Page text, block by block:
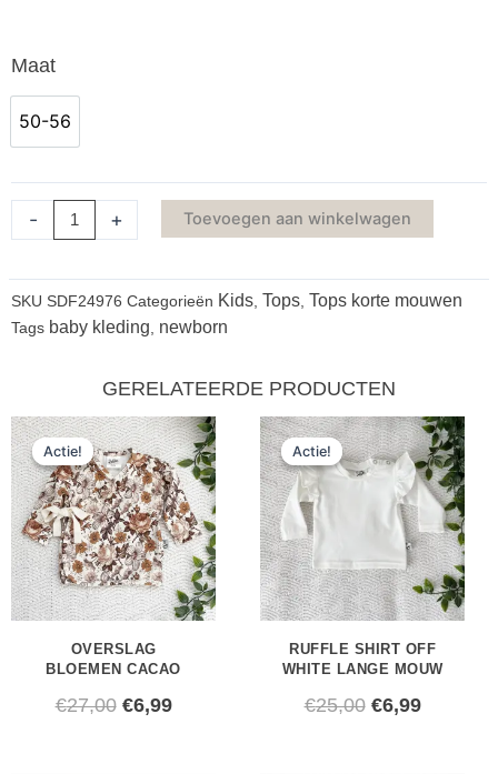
Maat
50-56
50-56
-
Ruffle
Pointelle
Nude
aantal
+ Toevoegen aan winkelwagen
SKU SDF24976 Categorieën Kids Tops Tops korte mouwen
Tags baby kleding newborn
GERELATEERDE PRODUCTEN
Actie!
Actie!
OVERSLAG
BLOEMEN CACAO
€27,00
Oorspronkelijke
prijs
was:
€27,00.
€6,99
Huidige
prijs
is:
€6,99.
Actie!
Actie!
RUFFLE SHIRT OFF
WHITE LANGE MOUW
€25,00
prijs
was:
€25,00.
€6,99
Huidige
prijs
is:
€6,99.